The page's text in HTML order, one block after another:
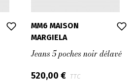
MM6 MAISON
MARGIELA
Jeans 5 poches noir délavé
520,00 € TTC